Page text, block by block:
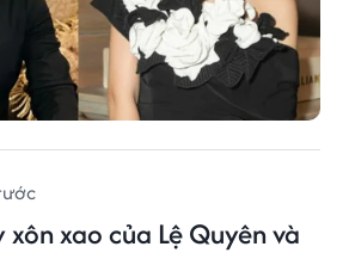
xao của Lệ Quyên và